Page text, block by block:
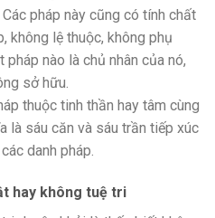
pháp này cũng có tính chất
không lệ thuộc, không phụ
nào là chủ nhân của nó,
sở hữu.
thuộc tinh thần hay tâm cùng
là sáu căn và sáu trần tiếp xúc
danh pháp.
hay không tuệ tri